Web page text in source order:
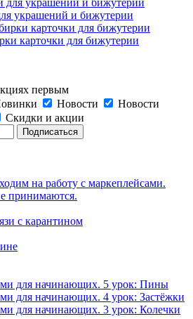
украшений и бижутерии
карточки для бижутерии
первым
Новости
Новости
Скидки и акции
на работу с маркеплейсами.
принимаются.
с карантином
для начинающих. 5 урок: Пины
для начинающих. 4 урок: Застёжки
для начинающих. 3 урок: Колечки